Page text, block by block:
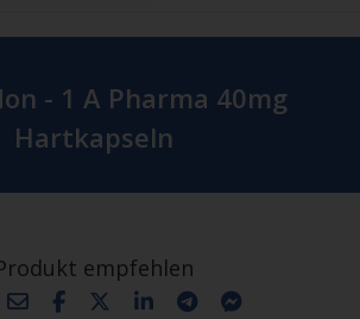
- 1 A Pharma 40mg
Hartkapseln
empfehlen